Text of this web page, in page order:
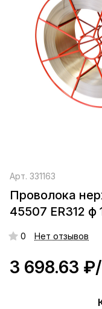
Арт. 331163
Проволока
45507 ER312 ф
0 Нет отзывов
3 698.63 ₽/